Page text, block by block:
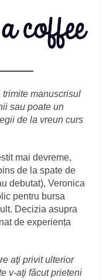
trimite manuscrisul
sau poate un
de la vreun curs
mai devreme,
de la spate de
debutat), Veronica
pentru bursa
Decizia asupra
de experiența
aţi privit ulterior
v-aţi făcut prieteni